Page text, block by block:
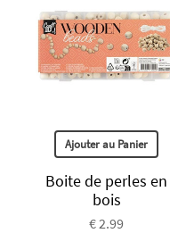
Ajouter au Panier
Boite de perles en
bois
€ 2.99